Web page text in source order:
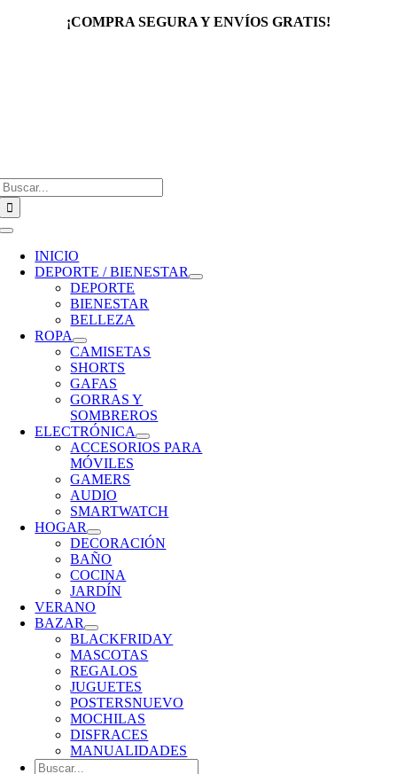
¡COMPRA SEGURA Y ENVÍOS GRATIS!
Toggle
Navigation
INICIO
DEPORTE / BIENESTAR
DEPORTE
BIENESTAR
BELLEZA
ROPA
CAMISETAS
SHORTS
GAFAS
GORRAS Y
SOMBREROS
ELECTRÓNICA
ACCESORIOS PARA
MÓVILES
GAMERS
AUDIO
SMARTWATCH
HOGAR
DECORACIÓN
BAÑO
COCINA
JARDÍN
VERANO
BAZAR
BLACKFRIDAY
MASCOTAS
REGALOS
JUGUETES
POSTERSNUEVO
MOCHILAS
DISFRACES
MANUALIDADES
Buscar: